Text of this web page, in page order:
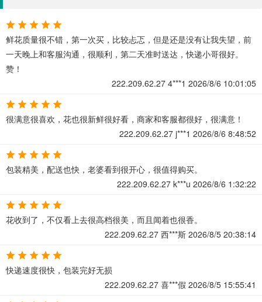
鲜花质量很不错，第一次买，比较忐忑，但是还是没有让我失望，前
一天晚上和客服沟通，很顺利，第二天准时送达，快递小哥很好。
赞！
222.209.62.27 4***1 2026/8/6 10:01:05
很满意很喜欢，花也很新鲜很好看，商家和客服都很好，很满意！
222.209.62.27 j***1 2026/8/6 8:48:52
包装精美，配送也快，老婆看到很开心，很值得购买。
222.209.62.27 k***u 2026/8/6 1:32:22
花收到了，不仅看上去很高档很美，而且闻着也很香。
222.209.62.27 西***斯 2026/8/5 20:38:14
快递速度很快，包装完好无损
222.209.62.27 喜***假 2026/8/5 15:55:41